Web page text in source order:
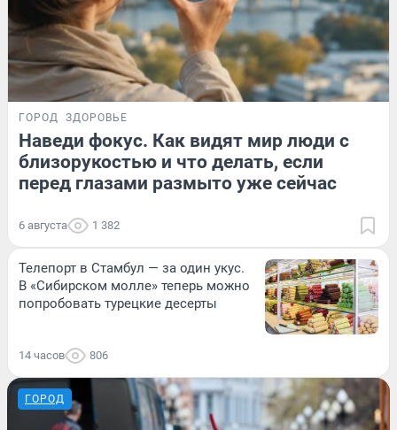
ГОРОД ЗДОРОВЬЕ
Наведи фокус. Как видят мир люди с
близорукостью и что делать, если
перед глазами размыто уже сейчас
6 августа 1 382
Телепорт в Стамбул — за один укус.
В «Сибирском молле» теперь можно
попробовать турецкие десерты
14 часов 806
ГОРОД